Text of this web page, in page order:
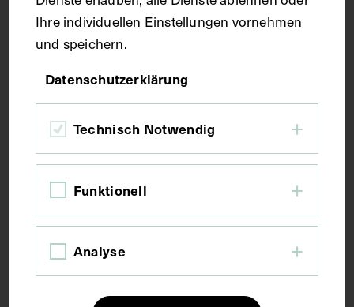
Druck
Maße
Bildmaß 32 x 22 cm
Der Druck basiert auf einem Gemälde von Isaak
Leupold und einem Kupferstich von Johann Jakob
Haid, von ca. 1755.
Ihre individuellen Einstellungen vornehmen
und speichern.
Datenschutzerklärung
Technisch Notwendig
Funktionell
Analyse